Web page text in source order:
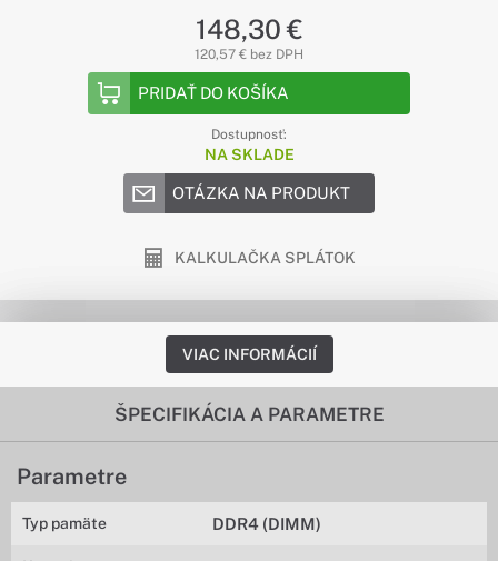
148,30 €
120,57 € bez DPH
PRIDAŤ DO KOŠÍKA
Dostupnosť:
NA SKLADE
OTÁZKA NA PRODUKT
KALKULAČKA SPLÁTOK
VIAC INFORMÁCIÍ
ŠPECIFIKÁCIA A PARAMETRE
Parametre
Typ pamäte DDR4 (DIMM)